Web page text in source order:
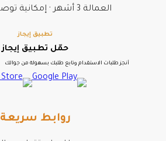
العمالة 3 أشهر · إمكانية توصيل العمالة
تطبيق إيجاز
حمّل تطبيق إيجاز
أنجز طلبات الاستقدام وتابع طلبك بسهولة من جوالك
روابط سريعة